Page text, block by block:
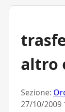
altro
Sezione:
27/10/2009